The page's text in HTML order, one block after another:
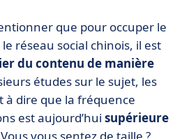
que pour occuper le
réseau social chinois, il est
du contenu de manière
études sur le sujet, les
à dire que la fréquence
est aujourd’hui supérieure